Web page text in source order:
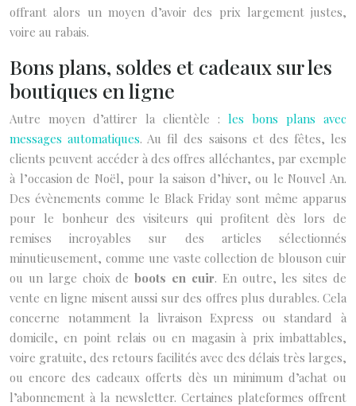
offrant alors un moyen d’avoir des prix largement justes,
voire au rabais.
Bons plans, soldes et cadeaux sur les
boutiques en ligne
Autre moyen d’attirer la clientèle : les bons plans avec
messages automatiques. Au fil des saisons et des fêtes, les
clients peuvent accéder à des offres alléchantes, par exemple
à l’occasion de Noël, pour la saison d’hiver, ou le Nouvel An.
Des évènements comme le Black Friday sont même apparus
pour le bonheur des visiteurs qui profitent dès lors de
remises incroyables sur des articles sélectionnés
minutieusement, comme une vaste collection de blouson cuir
ou un large choix deboots en cuir. En outre, les sites de
vente en ligne misent aussi sur des offres plus durables. Cela
concerne notamment la livraison Express ou standard à
domicile, en point relais ou en magasin à prix imbattables,
voire gratuite, des retours facilités avec des délais très larges,
ou encore des cadeaux offerts dès un minimum d’achat ou
l’abonnement à la newsletter. Certaines plateformes offrent